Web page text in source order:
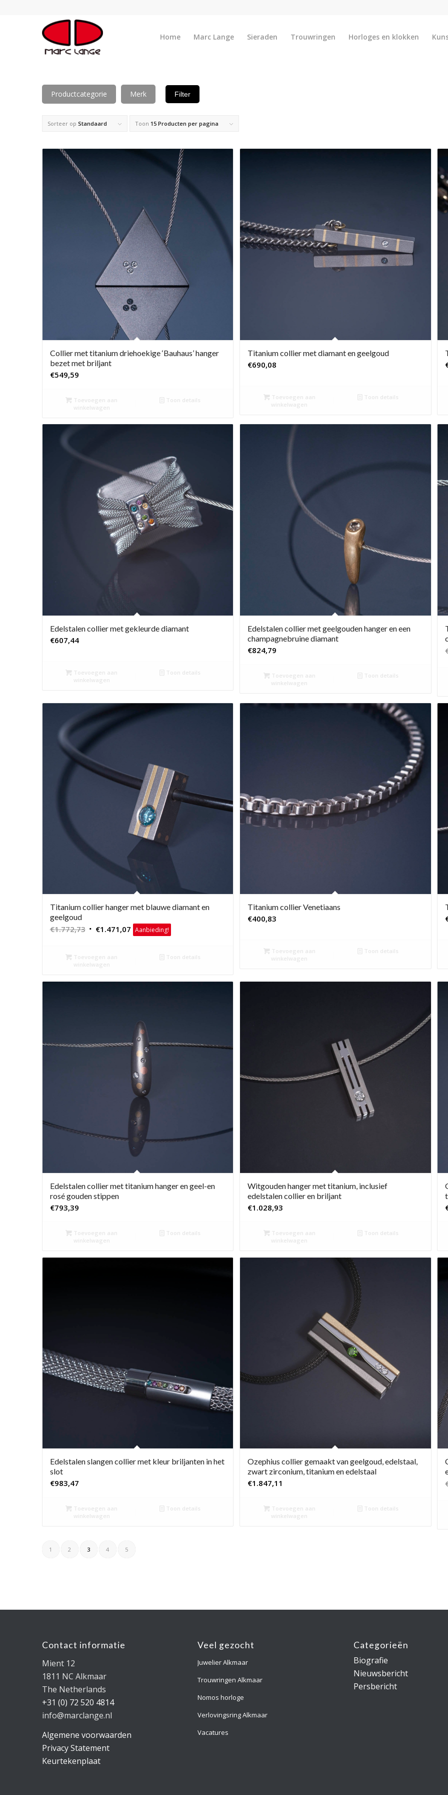
Home Marc Lange Sieraden Trouwringen Horloges en klokken
Productcategorie Merk Filter
Sorteer op Standaard Toon 15 Producten per pagina
Collier met titanium driehoekige ‘Bauhaus’ hanger
bezet met briljant
€549,59
Toevoegen aan
winkelwagen
Toon details
Titanium collier met diamant en geelgoud
€690,08
Toevoegen aan
winkelwagen
Toon details
Edelstalen collier met gekleurde diamant
€607,44
Toevoegen aan
winkelwagen
Toon details
Edelstalen collier met geelgouden hanger en een
champagnebruine diamant
€824,79
Toevoegen aan
winkelwagen
Toon details
Titanium collier hanger met blauwe diamant en
geelgoud
€1.772,73 Oorspronkelijke
€1.772,73.
€1.471,07Huidige
Aanbieding!
Toevoegen aan
winkelwagen
Toon details
Titanium collier Venetiaans
€400,83
Toevoegen aan
winkelwagen
Toon details
Edelstalen collier met titanium hanger en geel-en
rosé gouden stippen
€793,39
Toevoegen aan
winkelwagen
Toon details
Witgouden hanger met titanium, inclusief
edelstalen collier en briljant
€1.028,93
Toevoegen aan
winkelwagen
Toon details
Edelstalen slangen collier met kleur briljanten in het
slot
€983,47
Toevoegen aan
winkelwagen
Toon details
Ozephius collier gemaakt van geelgoud, edelstaal,
zwart zirconium, titanium en edelstaal
€1.847,11
Toevoegen aan
winkelwagen
Toon details
1 2 3 4 5
Contact informatie
Mient 12
1811 NC Alkmaar
The Netherlands
+31 (0) 72 520 4814
info@marclange.nl
Algemene voorwaarden
Privacy Statement
Keurtekenplaat
Veel gezocht
Juwelier Alkmaar
Trouwringen Alkmaar
Nomos horloge
Verlovingsring Alkmaar
Vacatures
Categorieën
Biografie
Nieuwsbericht
Persbericht